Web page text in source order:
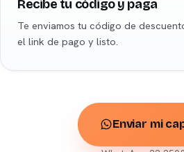
Recibe tu código y paga
Te enviamos tu código de
el link de pago y listo.
Enviar mi